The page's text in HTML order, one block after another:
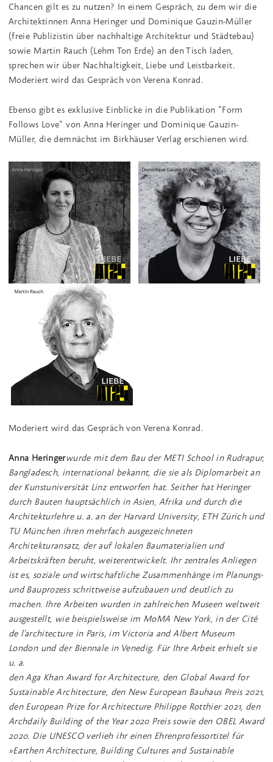
Chancen gilt es zu nutzen? In einem Gespräch, zu dem wir die
Architektinnen Anna Heringer und Dominique Gauzin-Müller
(freie Publizistin über nachhaltige Architektur und Städtebau)
sowie Martin Rauch (Lehm Ton Erde) an den Tisch laden,
sprechen wir über Nachhaltigkeit, Liebe und Leistbarkeit.
Moderiert wird das Gespräch von Verena Konrad.
Ebenso gibt es exklusive Einblicke in die Publikation "Form
Follows Love" von Anna Heringer und Dominique Gauzin-
Müller, die demnächst im Birkhäuser Verlag erschienen wird.
Moderiert wird das Gespräch von Verena Konrad.
Anna Heringerwurde mit dem Bau der METI School in Rudrapur,
Bangladesch, international bekannt, die sie als Diplomarbeit an
der Kunstuniversität Linz entworfen hat. Seither hat Heringer
durch Bauten hauptsächlich in Asien, Afrika und durch die
Architekturlehre u. a. an der Harvard University, ETH Zürich und
TU München ihren mehrfach ausgezeichneten
Architekturansatz, der auf lokalen Baumaterialien und
Arbeitskräften beruht, weiterentwickelt. Ihr zentrales Anliegen
ist es, soziale und wirtschaftliche Zusammenhänge im Planungs-
und Bauprozess schrittweise aufzubauen und deutlich zu
machen. Ihre Arbeiten wurden in zahlreichen Museen weltweit
ausgestellt, wie beispielsweise im MoMA New York, in der Cité
de l’architecture in Paris, im Victoria and Albert Museum
London und der Biennale in Venedig. Für Ihre Arbeit erhielt sie
u. a.
den Aga Khan Award for Architecture, den Global Award for
Sustainable Architecture, den New European Bauhaus Preis 2021,
den European Prize for Architecture Philippe Rotthier 2021, den
Archdaily Building of the Year 2020 Preis sowie den OBEL Award
2020. Die UNESCO verlieh ihr einen Ehrenprofessortitel für
»Earthen Architecture, Building Cultures and Sustainable